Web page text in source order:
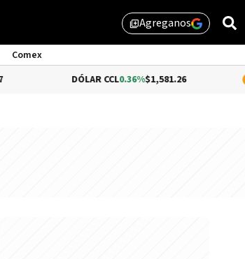
library_addAgreganos
Comex
0.36%$1,581.26